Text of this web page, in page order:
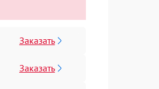
Заказать
Заказать